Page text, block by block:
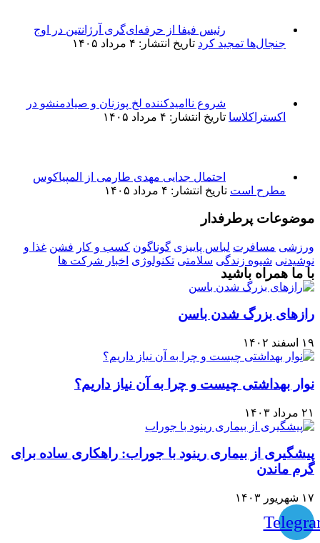
رئیس فیفا از حرفه‌ای‌گری آرژانتین در اوج
جنجال‌ها تمجید کرد تاریخ انتشار: ۴ مرداد ۱۴۰۵
شروع ناامیدکننده لخ پوزنان و صیادمنشو در
اکستراکلاسا تاریخ انتشار: ۴ مرداد ۱۴۰۵
احتمال جدایی مهدی طارمی از المپیاکوس
مطرح است تاریخ انتشار: ۴ مرداد ۱۴۰۵
موضوعات پرطرفدار
ورزشی مسافرت لباس پاییزی گوناگون کسب و کار فشن غذا و
نوشیدنی شیوه زندگی سلامتی تکنولوژی اخبار شرکت ها
با ما همراه باشید
رازهای بزرگ شدن باسن
۱۹ اسفند ۱۴۰۲
نوار بهداشتی چیست و چرا به آن نیاز داریم؟
۲۱ مرداد ۱۴۰۳
پیشگیری از بیماری رینود با جوراب: راهکاری ساده برای
گرم ماندن
۱۷ شهریور ۱۴۰۳